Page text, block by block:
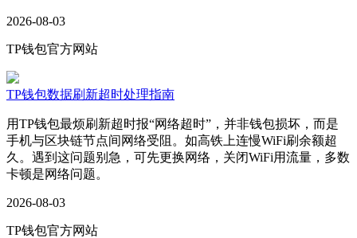
2026-08-03
TP钱包官方网站
TP钱包数据刷新超时处理指南
用TP钱包最烦刷新超时报“网络超时”，并非钱包损坏，而是
手机与区块链节点间网络受阻。如高铁上连慢WiFi刷余额超
久。遇到这问题别急，可先更换网络，关闭WiFi用流量，多数
卡顿是网络问题。
2026-08-03
TP钱包官方网站